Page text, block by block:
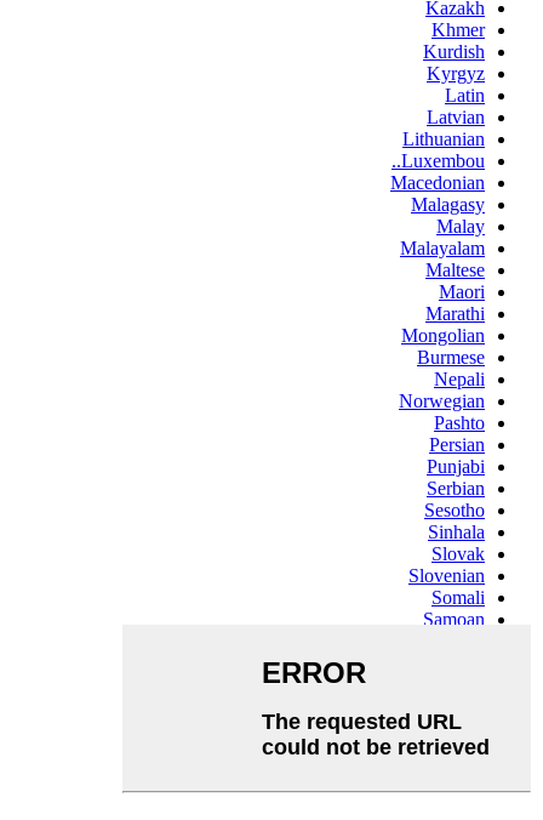
Kazakh
Khmer
Kurdish
Kyrgyz
Latin
Latvian
Lithuanian
Luxembou..
Macedonian
Malagasy
Malay
Malayalam
Maltese
Maori
Marathi
Mongolian
Burmese
Nepali
Norwegian
Pashto
Persian
Punjabi
Serbian
Sesotho
Sinhala
Slovak
Slovenian
Somali
Samoan
Swahili
Tajik
Telugu